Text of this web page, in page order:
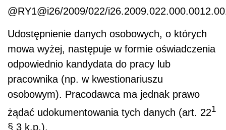
@RY1@i26/2009/022/
Udostępnienie danych osobowych, o których
mowa wyżej, następuje w formie oświadczenia
odpowiednio kandydata do pracy lub
pracownika (np. w kwestionariuszu
osobowym). Pracodawca ma jednak prawo
żądać udokumentowania tych danych (art. 221
§ 3 k.p.).